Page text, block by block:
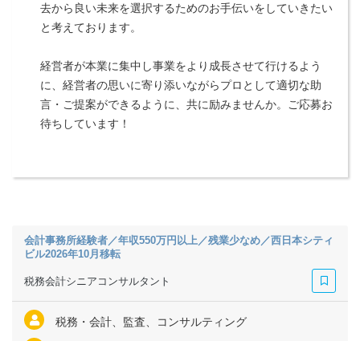
去から良い未来を選択するためのお手伝いをしていきたい
と考えております。
経営者が本業に集中し事業をより成長させて行けるよう
に、経営者の思いに寄り添いながらプロとして適切な助
言・ご提案ができるように、共に励みませんか。ご応募お
待ちしています！
会計事務所経験者／年収550万円以上／残業少なめ／西日本シティ
ビル2026年10月移転
税務会計シニアコンサルタント
税務・会計、監査、コンサルティング